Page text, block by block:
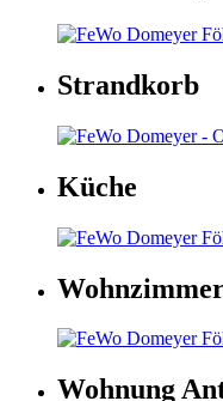
Strandkorb
Küche
Wohnung